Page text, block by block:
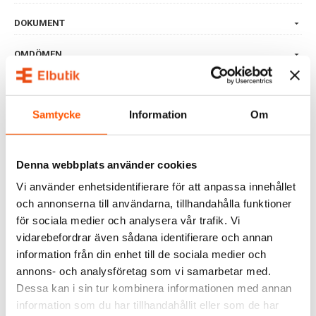
Samtycke Information Om
Denna webbplats använder cookies
Vi använder enhetsidentifierare för att anpassa innehållet
och annonserna till användarna, tillhandahålla funktioner
för sociala medier och analysera vår trafik. Vi
vidarebefordrar även sådana identifierare och annan
information från din enhet till de sociala medier och
annons- och analysföretag som vi samarbetar med.
Dessa kan i sin tur kombinera informationen med annan
information som du har tillhandahållit eller som de har
DOKUMENT
OMDÖMEN
FRÅGOR & SVAR
Garo Garo